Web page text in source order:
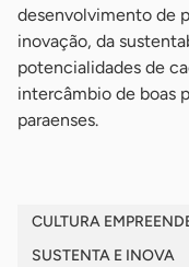
desenvolvimento de
inovação, da
potencialidades de
intercâmbio de boas
paraenses.
CULTURA
SUSTENTA E INOVA